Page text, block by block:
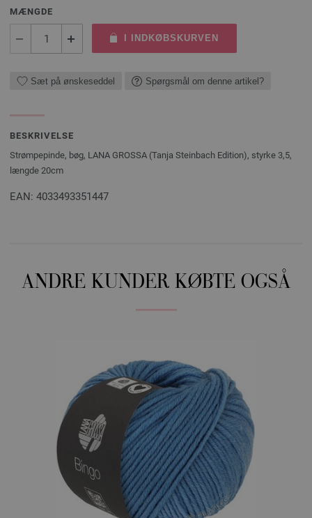
MÆNGDE
I INDKØBSKURVEN
Sæt på ønskeseddel Spørgsmål om denne artikel?
BESKRIVELSE
Strømpepinde, bøg, LANA GROSSA (Tanja Steinbach Edition), styrke 3,5,
længde 20cm
EAN: 4033493351447
ANDRE KUNDER KØBTE OGSÅ